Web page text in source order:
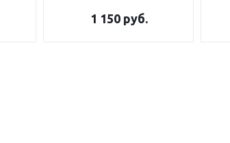
1 150руб.